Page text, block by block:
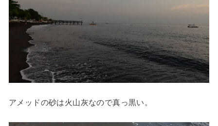
アメッドの砂は火山灰なので真っ黒い。